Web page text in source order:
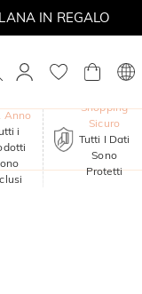
IN REGALO
Anno
i
Shopping
Sicuro
Tutti I Dati
Sono
Protetti